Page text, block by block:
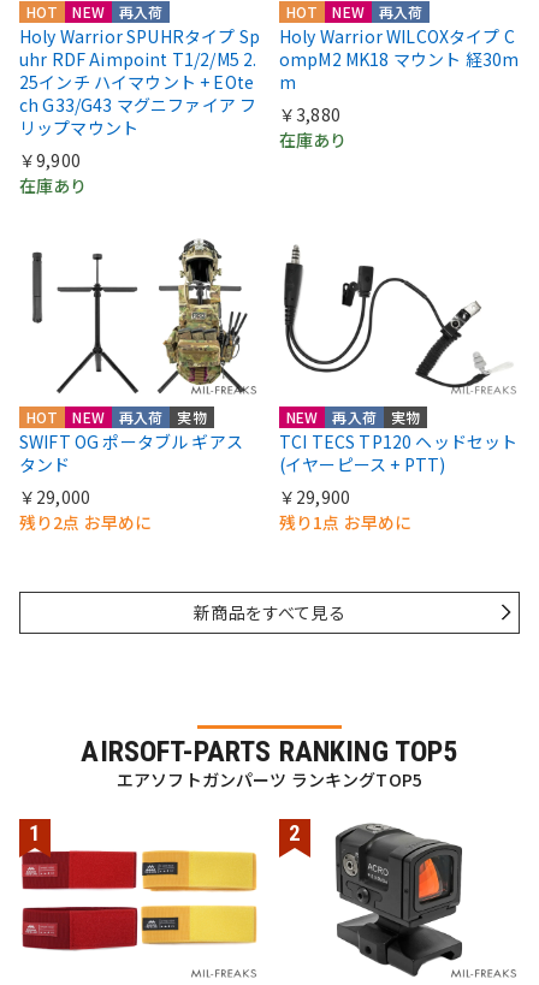
HOT NEW 再入荷
Holy Warrior SPUHRタイプ Sp
uhr RDF Aimpoint T1/2/M5 2.
25インチ ハイマウント + EOte
ch G33/G43 マグニファイア フ
リップマウント
￥9,900
在庫あり
HOT NEW 再入荷
Holy Warrior WILCOXタイプ C
ompM2 MK18 マウント 経30m
m
￥3,880
在庫あり
HOT NEW 再入荷 実物
SWIFT OG ポータブル ギアス
タンド
￥29,000
残り2点 お早めに
NEW 再入荷 実物
TCI TECS TP120 ヘッドセット
(イヤーピース + PTT)
￥29,900
残り1点 お早めに
新商品をすべて見る
AIRSOFT-PARTS RANKING TOP5
エアソフトガンパーツ ランキングTOP5